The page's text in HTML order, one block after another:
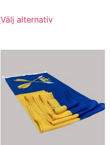
Välj alternativ